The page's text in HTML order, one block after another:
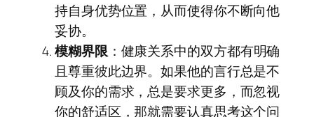
持自身优势位置，从而使得你不断向他
妥协。
模糊界限：健康关系中的双方都有明确
且尊重彼此边界。如果他的言行总是不
顾及你的需求，总是要求更多，而忽视
你的舒适区，那就需要认真思考这个问